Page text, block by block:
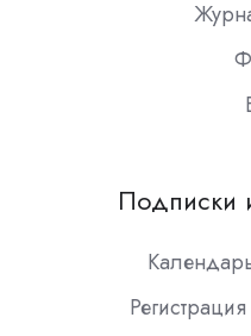
Подписки